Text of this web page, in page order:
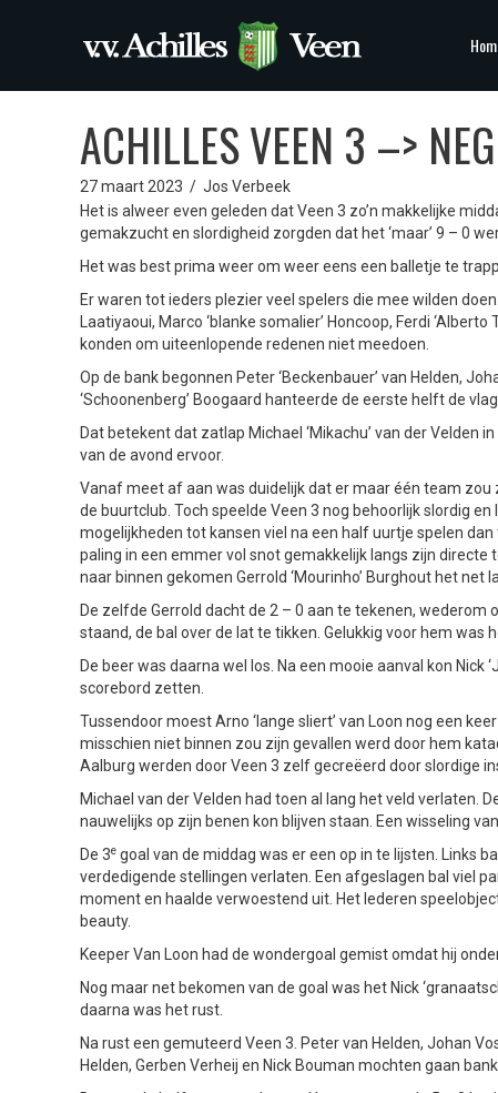
ACHILLES VEEN 3 –>
27 maart 2023 / Jos Verbeek
Het is alweer even geleden dat Veen 3 zo’n makkelijke
gemakzucht en slordigheid zorgden dat het ‘maar’ 9 – 0
Het was best prima weer om weer eens een balletje te
Er waren tot ieders plezier veel spelers die mee wilden
Laatiyaoui, Marco ‘blanke somalier’ Honcoop, Ferdi
konden om uiteenlopende redenen niet meedoen.
Op de bank begonnen Peter ‘Beckenbauer’ van Helden,
‘Schoonenberg’ Boogaard hanteerde de eerste helft de
Dat betekent dat zatlap Michael ‘Mikachu’ van der Velden
van de avond ervoor.
Vanaf meet af aan was duidelijk dat er maar één team
de buurtclub. Toch speelde Veen 3 nog behoorlijk slordig
mogelijkheden tot kansen viel na een half uurtje spelen dan
paling in een emmer vol snot gemakkelijk langs zijn
naar binnen gekomen Gerrold ‘Mourinho’ Burghout het net
De zelfde Gerrold dacht de 2 – 0 aan te tekenen, wederom
staand, de bal over de lat te tikken. Gelukkig voor hem was
De beer was daarna wel los. Na een mooie aanval kon
scorebord zetten.
Tussendoor moest Arno ‘lange sliert’ van Loon nog een
misschien niet binnen zou zijn gevallen werd door hem
Aalburg werden door Veen 3 zelf gecreëerd door slordige
Michael van der Velden had toen al lang het veld verlaten.
nauwelijks op zijn benen kon blijven staan. Een wisseling
De 3e goal van de middag was er een op in te lijsten. Links
verdedigende stellingen verlaten. Een afgeslagen bal viel
moment en haalde verwoestend uit. Het lederen
beauty.
Keeper Van Loon had de wondergoal gemist omdat hij
Nog maar net bekomen van de goal was het Nick
daarna was het rust.
Na rust een gemuteerd Veen 3. Peter van Helden, Johan
Helden, Gerben Verheij en Nick Bouman mochten gaan